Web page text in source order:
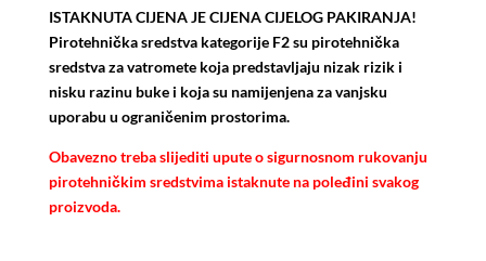
ISTAKNUTA CIJENA JE CIJENA CIJELOG PAKIRANJA!
Pirotehnička sredstva kategorije F2 su pirotehnička
sredstva za vatromete koja predstavljaju nizak rizik i
nisku razinu buke i koja su namijenjena za vanjsku
uporabu u ograničenim prostorima.
Obavezno treba slijediti upute o sigurnosnom rukovanju
pirotehničkim sredstvima istaknute na poleđini svakog
proizvoda.